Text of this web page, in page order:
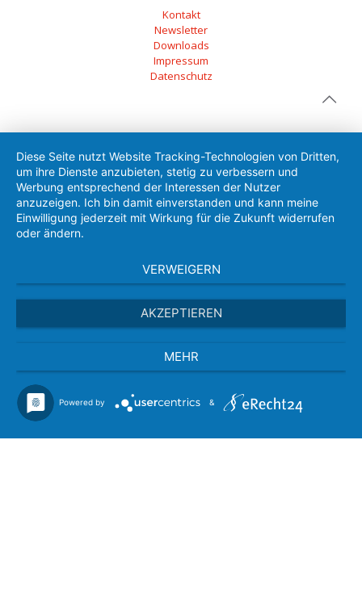
Kontakt
Newsletter
Downloads
Impressum
Datenschutz
Diese Seite nutzt Website Tracking-Technologien von Dritten,
um ihre Dienste anzubieten, stetig zu verbessern und
Werbung entsprechend der Interessen der Nutzer
anzuzeigen. Ich bin damit einverstanden und kann meine
Einwilligung jederzeit mit Wirkung für die Zukunft widerrufen
oder ändern.
VERWEIGERN
AKZEPTIEREN
MEHR
Powered by &